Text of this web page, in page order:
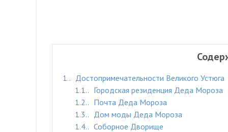
1.
Достопримечательности Великого Устюга
1.1.
Городская резиденция Деда Мороза
1.2.
Почта Деда Мороза
1.3.
Дом моды Деда Мороза
1.4.
Соборное Дворище